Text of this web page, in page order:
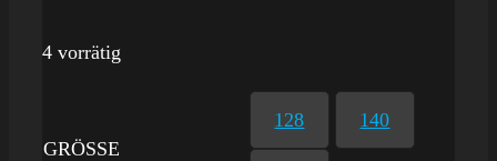
4 vorrätig
GRÖSSE
128 140